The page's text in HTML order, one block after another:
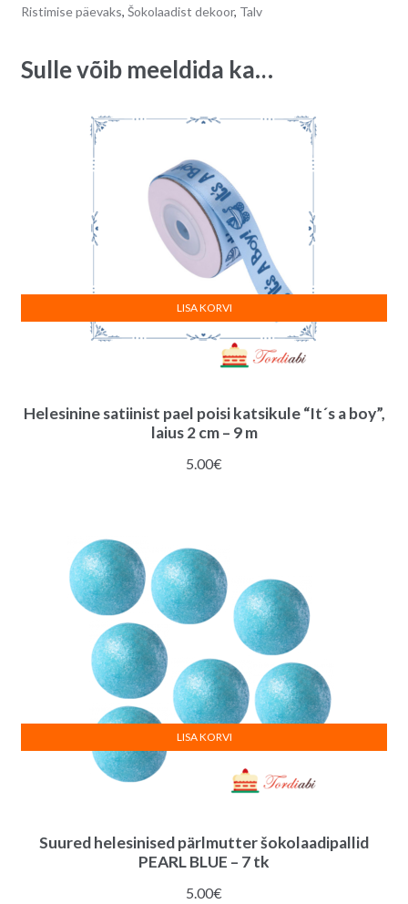
g/
karp
i
e
:
Ristimise päevaks, Šokolaadist dekoor, Talv
Sulle võib meeldida ka…
Helesinine satiinist pael poisi katsikule “It´s a boy”,
laius 2 cm – 9 m
5.00€
LISA KORVI
Suured helesinised pärlmutter šokolaadipallid
PEARL BLUE – 7 tk
5.00€
LISA KORVI